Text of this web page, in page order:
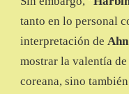
tanto en lo personal
interpretación de
mostrar la valentía
coreana, sino